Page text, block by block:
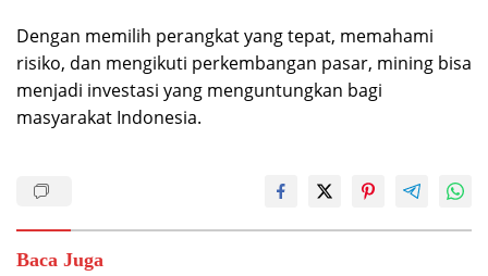
Dengan memilih perangkat yang tepat, memahami
risiko, dan mengikuti perkembangan pasar, mining bisa
menjadi investasi yang menguntungkan bagi
masyarakat Indonesia.
Baca Juga